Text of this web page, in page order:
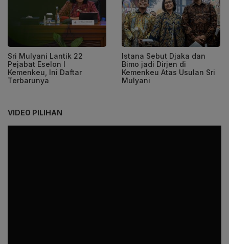
Sri Mulyani Lantik 22
Pejabat Eselon I
Kemenkeu, Ini Daftar
Terbarunya
Istana Sebut Djaka dan
Bimo jadi Dirjen di
Kemenkeu Atas Usulan Sri
Mulyani
VIDEO PILIHAN